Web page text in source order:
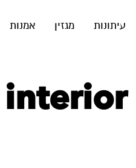
עיתונות מגזין אמנות